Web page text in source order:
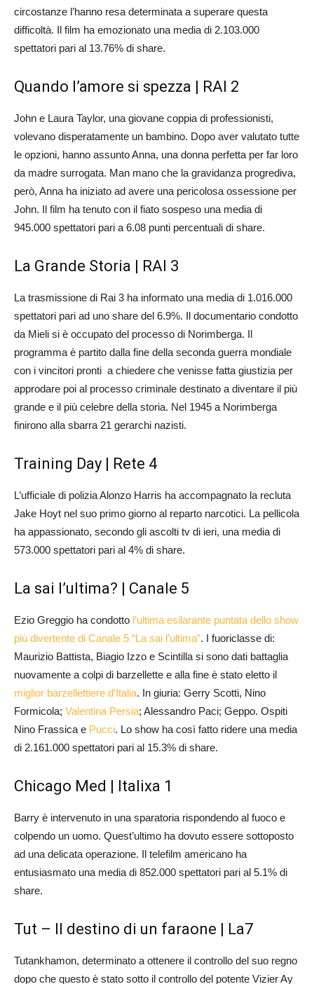
circostanze l’hanno resa determinata a superare questa
difficoltà. Il film ha emozionato una media di 2.103.000
spettatori pari al 13.76% di share.
Quando l’amore si spezza | RAI 2
John e Laura Taylor, una giovane coppia di professionisti,
volevano disperatamente un bambino. Dopo aver valutato tutte
le opzioni, hanno assunto Anna, una donna perfetta per far loro
da madre surrogata. Man mano che la gravidanza progrediva,
però, Anna ha iniziato ad avere una pericolosa ossessione per
John. Il film ha tenuto con il fiato sospeso una media di
945.000 spettatori pari a 6.08 punti percentuali di share.
La Grande Storia | RAI 3
La trasmissione di Rai 3 ha informato una media di 1.016.000
spettatori pari ad uno share del 6.9%. Il documentario condotto
da Mieli si è occupato del processo di Norimberga. Il
programma è partito dalla fine della seconda guerra mondiale
con i vincitori pronti a chiedere che venisse fatta giustizia per
approdare poi al processo criminale destinato a diventare il più
grande e il più celebre della storia. Nel 1945 a Norimberga
finirono alla sbarra 21 gerarchi nazisti.
Training Day | Rete 4
L’ufficiale di polizia Alonzo Harris ha accompagnato la recluta
Jake Hoyt nel suo primo giorno al reparto narcotici. La pellicola
ha appassionato, secondo gli ascolti tv di ieri, una media di
573.000 spettatori pari al 4% di share.
La sai l’ultima? | Canale 5
Ezio Greggio ha condotto l’ultima esilarante puntata dello show
più divertente di Canale 5 “La sai l’ultima”. I fuoriclasse di:
Maurizio Battista, Biagio Izzo e Scintilla si sono dati battaglia
nuovamente a colpi di barzellette e alla fine è stato eletto il
miglior barzellettiere d’Italia. In giuria: Gerry Scotti, Nino
Formicola; Valentina Persia; Alessandro Paci; Geppo. Ospiti
Nino Frassica e Pucci. Lo show ha così fatto ridere una media
di 2.161.000 spettatori pari al 15.3% di share.
Chicago Med | Italixa 1
Barry è intervenuto in una sparatoria rispondendo al fuoco e
colpendo un uomo. Quest’ultimo ha dovuto essere sottoposto
ad una delicata operazione. Il telefilm americano ha
entusiasmato una media di 852.000 spettatori pari al 5.1% di
share.
Tut – Il destino di un faraone | La7
Tutankhamon, determinato a ottenere il controllo del suo regno
dopo che questo è stato sotto il controllo del potente Vizier Ay